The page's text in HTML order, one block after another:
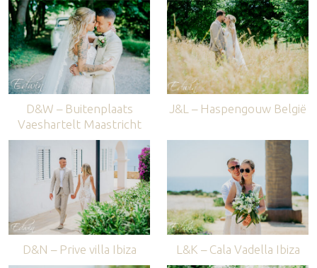
D&W – Buitenplaats
Vaeshartelt Maastricht
J&L – Haspengouw België
D&N – Prive villa Ibiza L&K – Cala Vadella Ibiza